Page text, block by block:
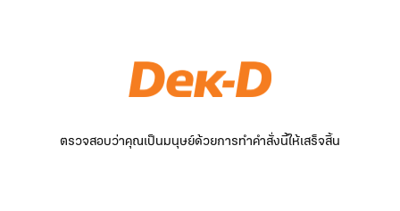
ตรวจสอบว่าคุณเป็นมนุษย์ด้วยการทำคำสั่งนี้ให้เสร็จสิ้น